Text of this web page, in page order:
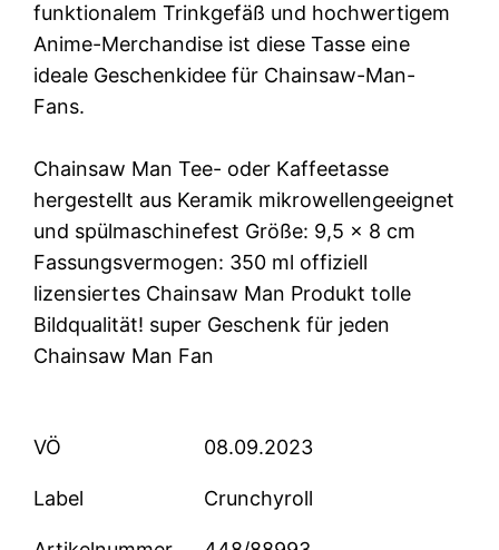
funktionalem Trinkgefäß und hochwertigem
Anime-Merchandise ist diese Tasse eine
ideale Geschenkidee für Chainsaw-Man-
Fans.
Chainsaw Man Tee- oder Kaffeetasse
hergestellt aus Keramik mikrowellengeeignet
und spülmaschinefest Größe: 9,5 x 8 cm
Fassungsvermogen: 350 ml offiziell
lizensiertes Chainsaw Man Produkt tolle
Bildqualität! super Geschenk für jeden
Chainsaw Man Fan
VÖ 08.09.2023
Label Crunchyroll